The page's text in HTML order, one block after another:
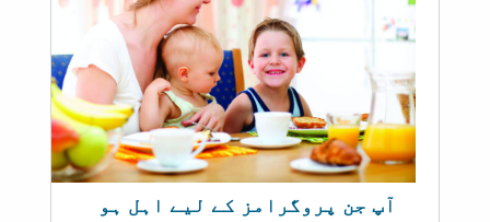
آپ جن پروگرامز کے لیے اہل ہو